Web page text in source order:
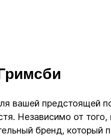
вашей предстоящей
Независимо от
бренд, который